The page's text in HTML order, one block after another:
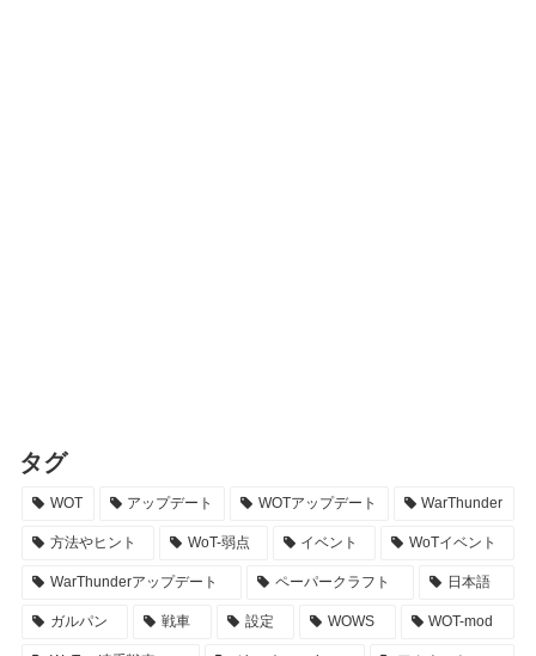
タグ
WOT アップデート WOTアップデート WarThunder
方法やヒント WoT-弱点 イベント WoTイベント
WarThunderアップデート ペーパークラフト 日本語
ガルパン 戦車 設定 WOWS WOT-mod